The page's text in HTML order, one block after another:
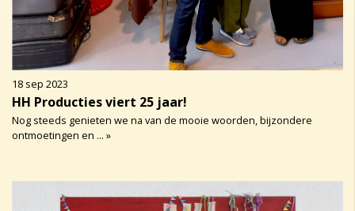
18 sep 2023
HH Producties viert 25 jaar!
Nog steeds genieten we na van de mooie woorden, bijzondere
ontmoetingen en ... »